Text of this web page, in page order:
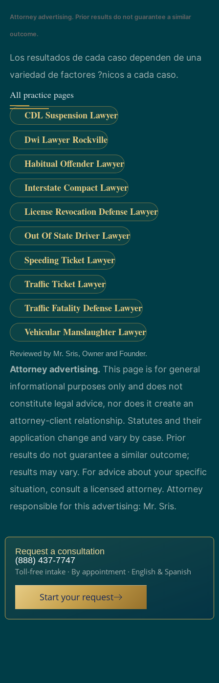
Attorney advertising. Prior results do not guarantee a similar
outcome.
Los resultados de cada caso dependen de una
variedad de factores ?nicos a cada caso.
All practice pages
CDL Suspension Lawyer
Dwi Lawyer Rockville
Habitual Offender Lawyer
Interstate Compact Lawyer
License Revocation Defense Lawyer
Out Of State Driver Lawyer
Speeding Ticket Lawyer
Traffic Ticket Lawyer
Traffic Fatality Defense Lawyer
Vehicular Manslaughter Lawyer
Reviewed by Mr. Sris, Owner and Founder.
Attorney advertising. This page is for general
informational purposes only and does not
constitute legal advice, nor does it create an
attorney-client relationship. Statutes and their
application change and vary by case. Prior
results do not guarantee a similar outcome;
results may vary. For advice about your specific
situation, consult a licensed attorney. Attorney
responsible for this advertising: Mr. Sris.
Request a consultation
(888) 437-7747
Toll-free intake · By appointment · English & Spanish
Start your request